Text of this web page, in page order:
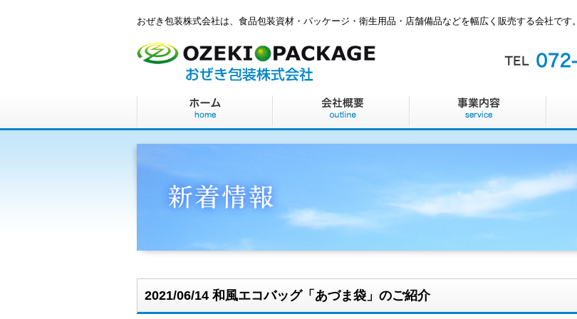
おぜき包装株式会社は、食品包装資材・パッケージ・衛生用品・店舗備品などを幅広く販売する会社です。
2021/06/14 和風エコバッグ「あづま袋」のご紹介